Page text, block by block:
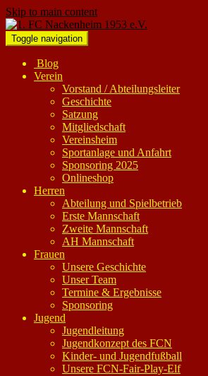
Skip to main content
Toggle navigation
Blog
Verein
Vorstand / Abteilungsleiter
Geschichte
Satzung
Mitgliedschaft
Vereinsheim
Sportanlage und Anfahrt
Sponsoring 2025
Onlineshop
Herren
Abteilung und Spielbetrieb
Erste Mannschaft
Zweite Mannschaft
AH Mannschaft
Frauen
Unsere Geschichte
Unser Team
Termine & Ergebnisse
Sponsoring
Jugend
Jugendleitung
Jugendkonzept des FCN
Kinder- und Jugendfußball
Unsere FCN-Fair-Play-Elf